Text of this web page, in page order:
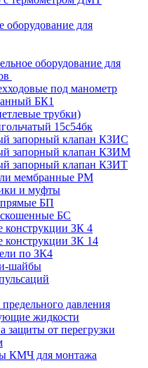
оборудование для
оборудование для
под манометр
БК1
трубки)
15с54бк
запорный клапан КЗИС
запорный клапан КЗИМ
запорный клапан КЗИТ
мембранные РМ
и муфты
БП
БС
конструкции ЗК 4
конструкции ЗК 14
по ЗК4
шайбы
предельного давления
жидкости
защиты от перегрузки
КМЧ для монтажа